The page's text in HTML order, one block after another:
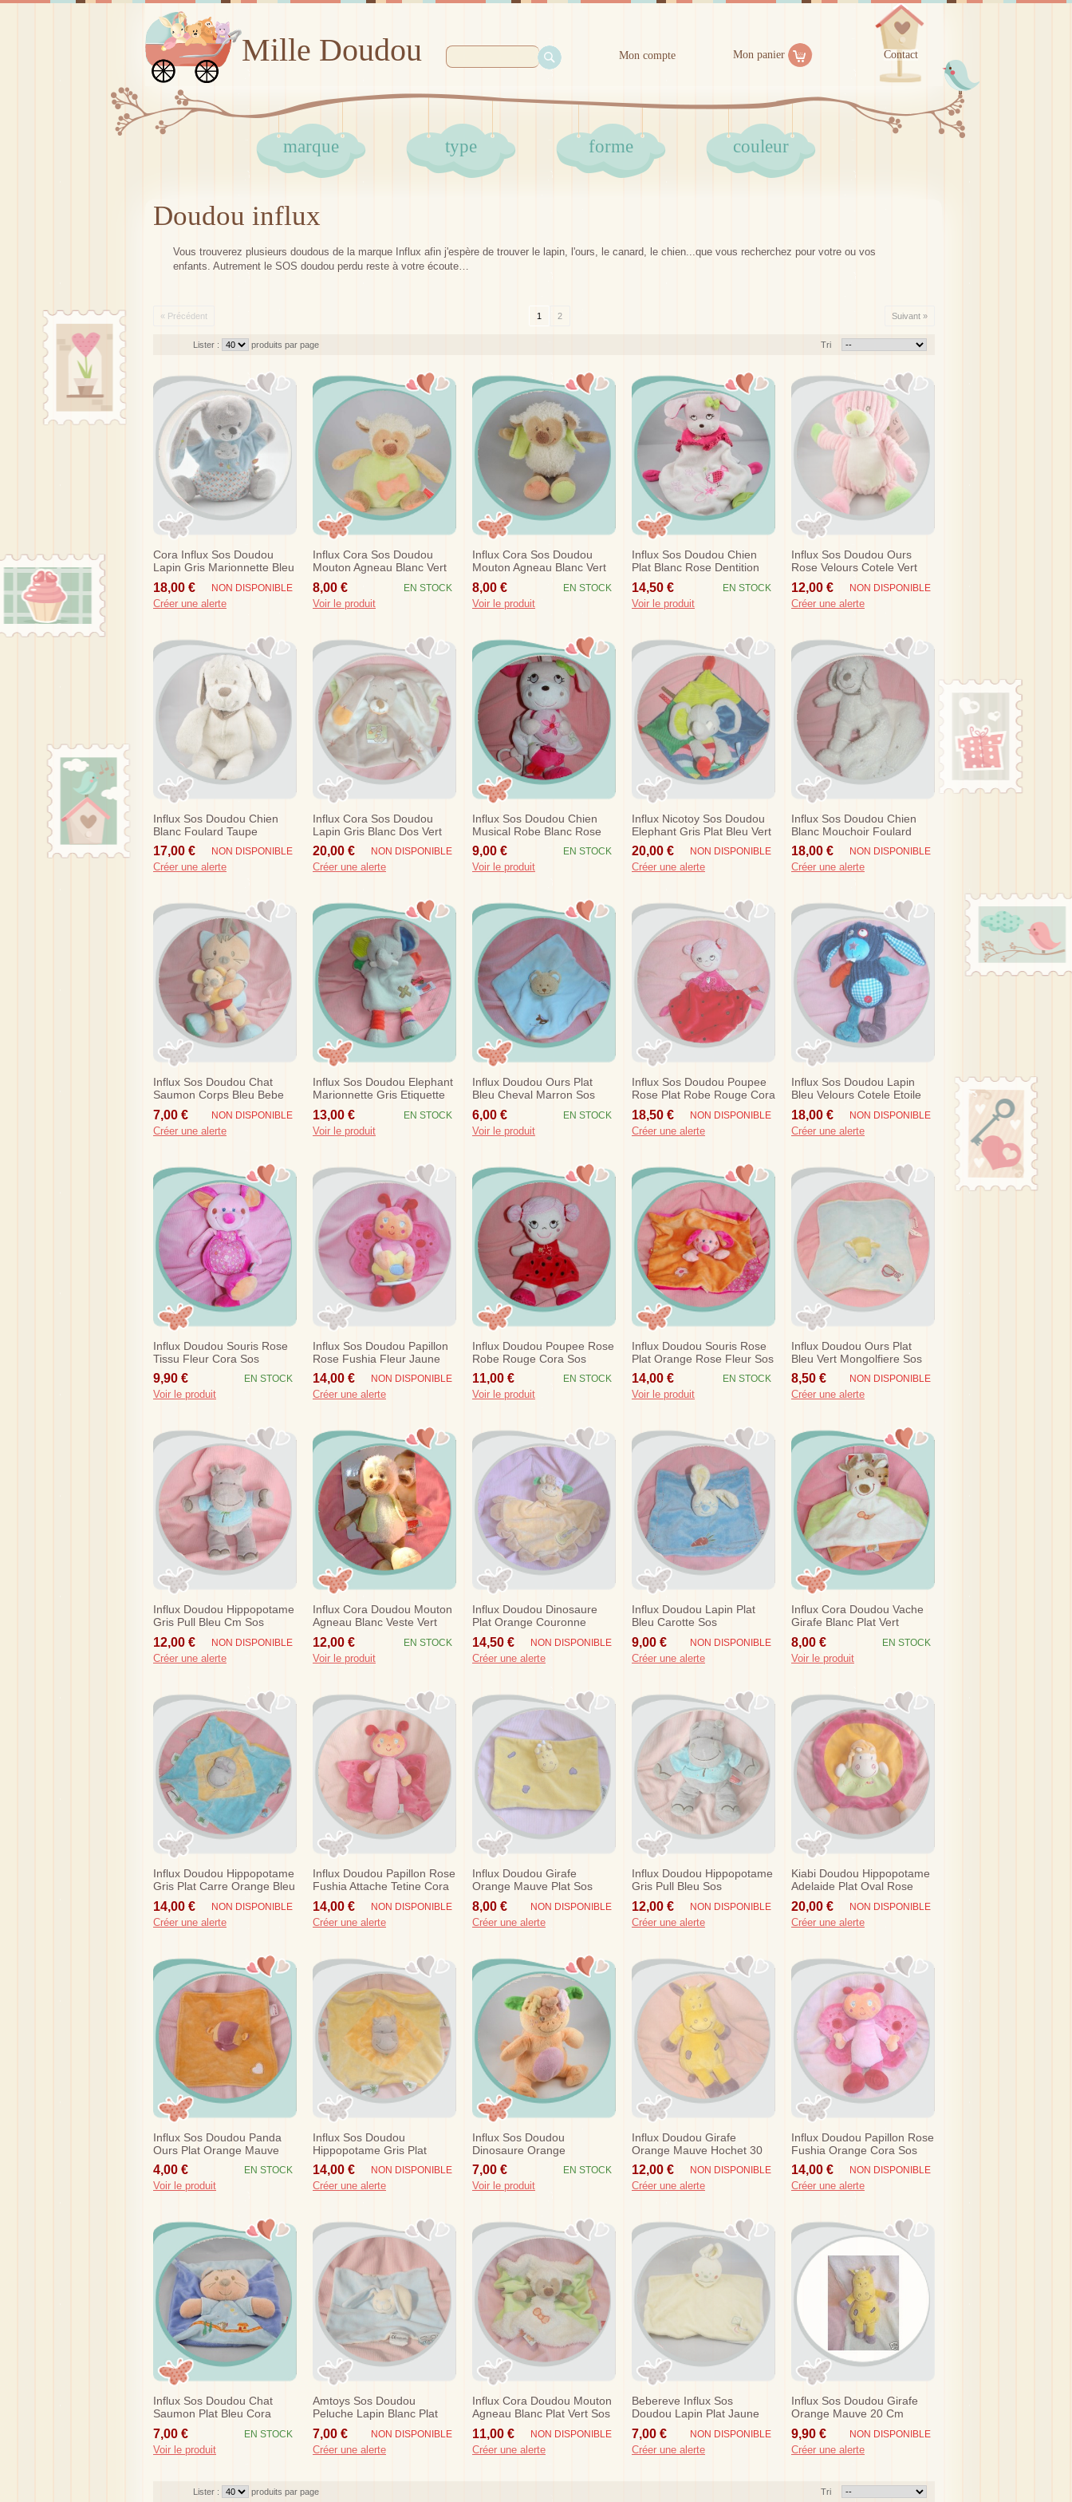
Mille Doudou Mon compte Mon panier Contact
marque type forme couleur
Doudou influx
Vous trouverez plusieurs doudous de la marque Influx afin j'espère de trouver le lapin, l'ours, le canard, le chien...que vous recherchez pour votre ou vos
enfants. Autrement le SOS doudou perdu reste à votre écoute…
« Précédent 1 2 Suivant »
Tri
Lister : produits par page
Cora Influx Sos Doudou
Lapin Gris Marionnette Bleu
Nuage
18,00 € NON DISPONIBLE
Créer une alerte
Influx Cora Sos Doudou
Mouton Agneau Blanc Vert
Musical
8,00 € EN STOCK
Voir le produit
Influx Cora Sos Doudou
Mouton Agneau Blanc Vert
17 Cm
8,00 € EN STOCK
Voir le produit
Influx Sos Doudou Chien
Plat Blanc Rose Dentition
Oiseau
14,50 € EN STOCK
Voir le produit
Influx Sos Doudou Ours
Rose Velours Cotele Vert
Cora
12,00 € NON DISPONIBLE
Créer une alerte
Influx Sos Doudou Chien
Blanc Foulard Taupe
17,00 € NON DISPONIBLE
Créer une alerte
Influx Cora Sos Doudou
Lapin Gris Blanc Dos Vert
20,00 € NON DISPONIBLE
Créer une alerte
Influx Sos Doudou Chien
Musical Robe Blanc Rose
9,00 € EN STOCK
Voir le produit
Influx Nicotoy Sos Doudou
Elephant Gris Plat Bleu Vert
Rouge Tricot
20,00 € NON DISPONIBLE
Créer une alerte
Influx Sos Doudou Chien
Blanc Mouchoir Foulard
Taupe
18,00 € NON DISPONIBLE
Créer une alerte
Influx Sos Doudou Chat
Saumon Corps Bleu Bebe
Souris Musical Cora
7,00 € NON DISPONIBLE
Créer une alerte
Influx Sos Doudou Elephant
Marionnette Gris Etiquette
13,00 € EN STOCK
Voir le produit
Influx Doudou Ours Plat
Bleu Cheval Marron Sos
6,00 € EN STOCK
Voir le produit
Influx Sos Doudou Poupee
Rose Plat Robe Rouge Cora
Sos
18,50 € NON DISPONIBLE
Créer une alerte
Influx Sos Doudou Lapin
Bleu Velours Cotele Etoile
Cora Sos
18,00 € NON DISPONIBLE
Créer une alerte
Influx Doudou Souris Rose
Tissu Fleur Cora Sos
9,90 € EN STOCK
Voir le produit
Influx Sos Doudou Papillon
Rose Fushia Fleur Jaune
Musical Cora Sos
14,00 € NON DISPONIBLE
Créer une alerte
Influx Doudou Poupee Rose
Robe Rouge Cora Sos
11,00 € EN STOCK
Voir le produit
Influx Doudou Souris Rose
Plat Orange Rose Fleur Sos
14,00 € EN STOCK
Voir le produit
Influx Doudou Ours Plat
Bleu Vert Mongolfiere Sos
8,50 € NON DISPONIBLE
Créer une alerte
Influx Doudou Hippopotame
Gris Pull Bleu Cm Sos
12,00 € NON DISPONIBLE
Créer une alerte
Influx Cora Doudou Mouton
Agneau Blanc Veste Vert
Sos
12,00 € EN STOCK
Voir le produit
Influx Doudou Dinosaure
Plat Orange Couronne
Guitare Sos
14,50 € NON DISPONIBLE
Créer une alerte
Influx Doudou Lapin Plat
Bleu Carotte Sos
9,00 € NON DISPONIBLE
Créer une alerte
Influx Cora Doudou Vache
Girafe Blanc Plat Vert
Orange Sos
8,00 € EN STOCK
Voir le produit
Influx Doudou Hippopotame
Gris Plat Carre Orange Bleu
Etiquettes Sos
14,00 € NON DISPONIBLE
Créer une alerte
Influx Doudou Papillon Rose
Fushia Attache Tetine Cora
Sos
14,00 € NON DISPONIBLE
Créer une alerte
Influx Doudou Girafe
Orange Mauve Plat Sos
8,00 € NON DISPONIBLE
Créer une alerte
Influx Doudou Hippopotame
Gris Pull Bleu Sos
12,00 € NON DISPONIBLE
Créer une alerte
Kiabi Doudou Hippopotame
Adelaide Plat Oval Rose
Orange Sos
20,00 € NON DISPONIBLE
Créer une alerte
Influx Sos Doudou Panda
Ours Plat Orange Mauve
Coeur
4,00 € EN STOCK
Voir le produit
Influx Sos Doudou
Hippopotame Gris Plat
Carre Orange Etiquettes
14,00 € NON DISPONIBLE
Créer une alerte
Influx Sos Doudou
Dinosaure Orange
Couronne
7,00 € EN STOCK
Voir le produit
Influx Doudou Girafe
Orange Mauve Hochet 30
Cm Sos
12,00 € NON DISPONIBLE
Créer une alerte
Influx Doudou Papillon Rose
Fushia Orange Cora Sos
14,00 € NON DISPONIBLE
Créer une alerte
Influx Sos Doudou Chat
Saumon Plat Bleu Cora
Herisson
7,00 € EN STOCK
Voir le produit
Amtoys Sos Doudou
Peluche Lapin Blanc Plat
Bleu
7,00 € NON DISPONIBLE
Créer une alerte
Influx Cora Doudou Mouton
Agneau Blanc Plat Vert Sos
11,00 € NON DISPONIBLE
Créer une alerte
Bebereve Influx Sos
Doudou Lapin Plat Jaune
Blanc Cerf Volant
7,00 € NON DISPONIBLE
Créer une alerte
Influx Sos Doudou Girafe
Orange Mauve 20 Cm
9,90 € NON DISPONIBLE
Créer une alerte
Tri
Lister : produits par page